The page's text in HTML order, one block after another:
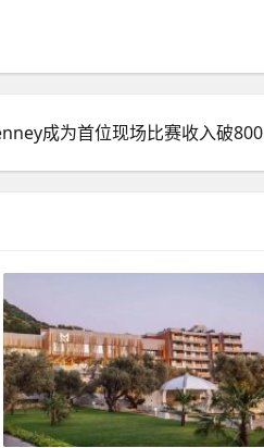
成为首位现场比赛收入破8000万美元选手